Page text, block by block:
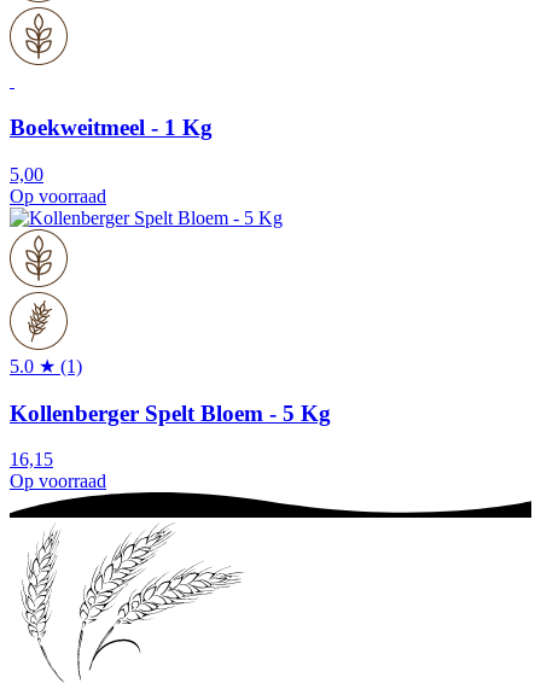
Boekweitmeel - 1 Kg
5,00
Op voorraad
5.0 ★ (1)
Kollenberger Spelt Bloem - 5 Kg
16,15
Op voorraad